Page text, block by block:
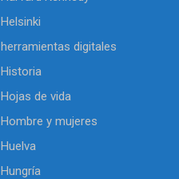
Helsinki
herramientas digitales
Historia
Hojas de vida
Hombre y mujeres
Huelva
Hungría